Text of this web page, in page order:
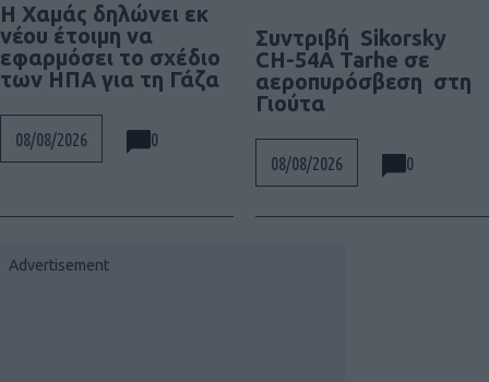
Η Χαμάς δηλώνει εκ
νέου έτοιμη να
εφαρμόσει το σχέδιο
των ΗΠΑ για τη Γάζα
08/08/2026 0
Συντριβή Sikorsky
CH-54A Tarhe σε
αεροπυρόσβεση στη
Γιούτα
08/08/2026 0